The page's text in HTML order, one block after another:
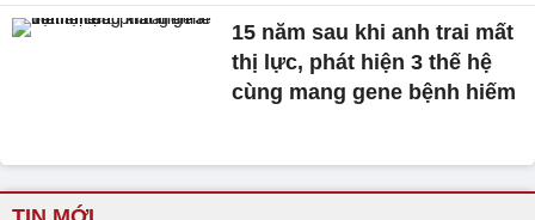
15 năm sau khi anh trai mất
thị lực, phát hiện 3 thế hệ
cùng mang gene bệnh hiếm